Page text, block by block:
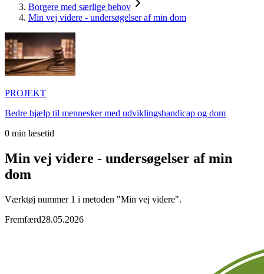
Borgere med særlige behov
Min vej videre - undersøgelser af min dom
PROJEKT
Bedre hjælp til mennesker med udviklingshandicap og dom
0 min læsetid
Min vej videre - undersøgelser af min
dom
Værktøj nummer 1 i metoden "Min vej videre".
Fremfærd28.05.2026